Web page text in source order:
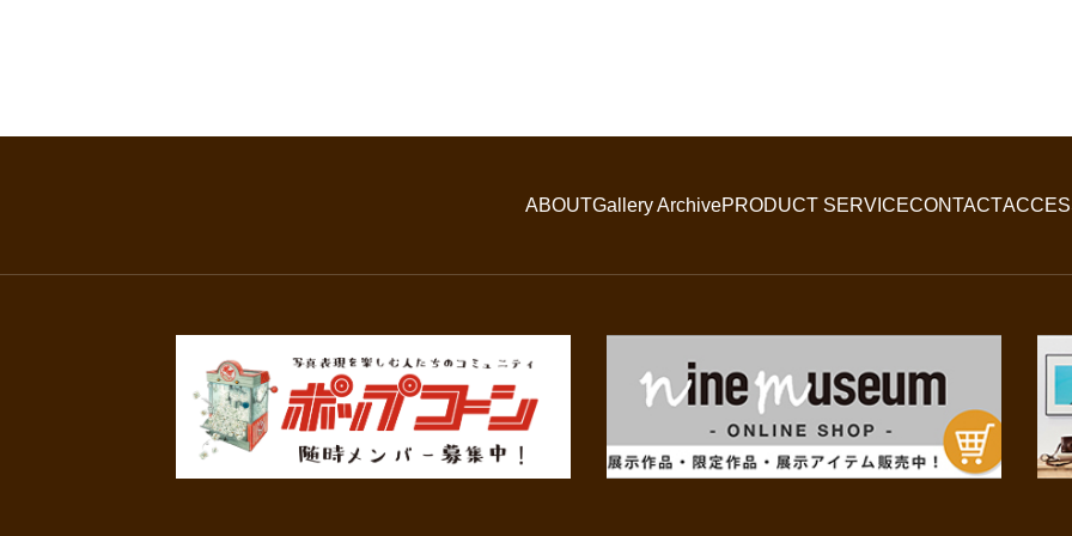
ABOUTGallery ArchivePRODUCT SERVICECONTACT